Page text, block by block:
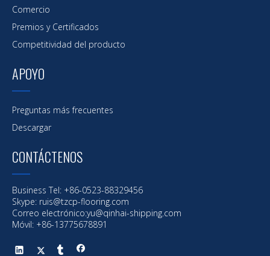
Comercio
Premios y Certificados
Competitividad del producto
APOYO
Preguntas más frecuentes
Descargar
CONTÁCTENOS
Business Tel: +86-0523-88329456
Skype: ruis@tzcp-flooring.com
Correo electrónico:yu@qinhai-shipping.com
Móvil: +86-13775678891